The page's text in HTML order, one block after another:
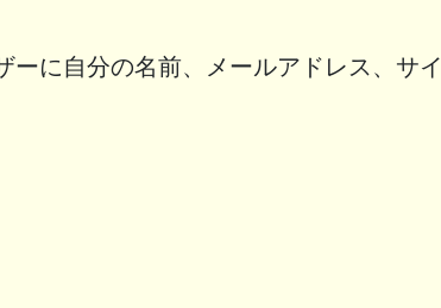
に自分の名前、メールアドレス、サイ